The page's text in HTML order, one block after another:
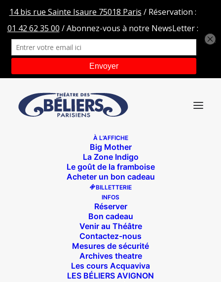
À L’AFFICHE
Big Mother
La Zone Indigo
Le goût de la framboise
Acheter un bon cadeau
BILLETTERIE
INFOS
Réserver
Bon cadeau
Venir au Théâtre
Contactez-nous
Mesures de sécurité
Archives theatre
Les cours Acquaviva
LES BÉLIERS AVIGNON
Big Mother 32
Accueil Big Mother Big Mother 32
Big Mother 32
BYFLORENT BRUNEAU